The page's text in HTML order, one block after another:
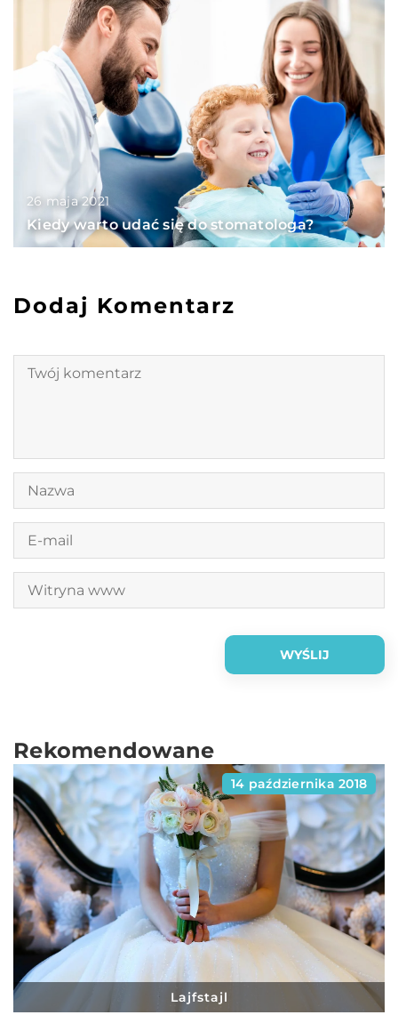
26 maja 2021
Kiedy warto udać się do stomatologa?
Dodaj Komentarz
Rekomendowane
14 października 2018
Lajfstajl